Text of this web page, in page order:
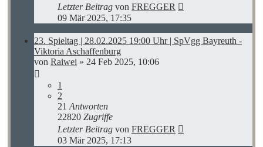
Letzter Beitrag von FREGGER
09 Mär 2025, 17:35
23. Spieltag | 28.02.2025 19:00 Uhr | SpVgg Bayreuth -
Viktoria Aschaffenburg
von Raiwei » 24 Feb 2025, 10:06
1
2
21 Antworten
22820 Zugriffe
Letzter Beitrag von FREGGER
03 Mär 2025, 17:13